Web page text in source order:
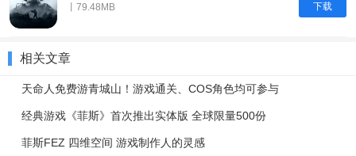
下载
丨79.48MB
相关文章
天命人免费游青城山！游戏通关、COS角色均可参与
经典游戏《菲斯》首次推出实体版 全球限量500份
菲斯FEZ 四维空间 游戏制作人的灵感